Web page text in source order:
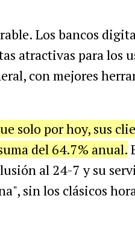
Los bancos
atractivas para los
con mejores
solo por hoy, sus
del 64.7% anual.
al 24-7 y su
sin los clásicos